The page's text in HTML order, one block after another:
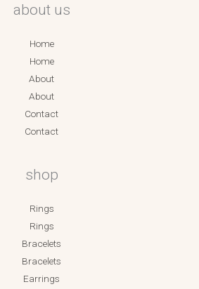
about us
Home
Home
About
About
Contact
Contact
shop
Rings
Rings
Bracelets
Bracelets
Earrings